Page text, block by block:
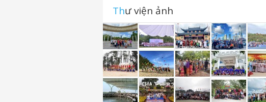
Thư viện ảnh